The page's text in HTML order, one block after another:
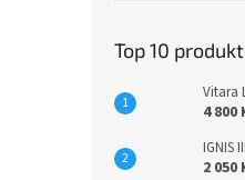
Top 10
Vitara
4 800
IGNIS
2 050